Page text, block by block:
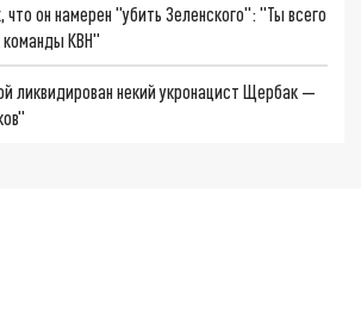
он намерен "убить Зеленского": "Ты всего
команды КВН"
ликвидирован некий укронацист Щербак —